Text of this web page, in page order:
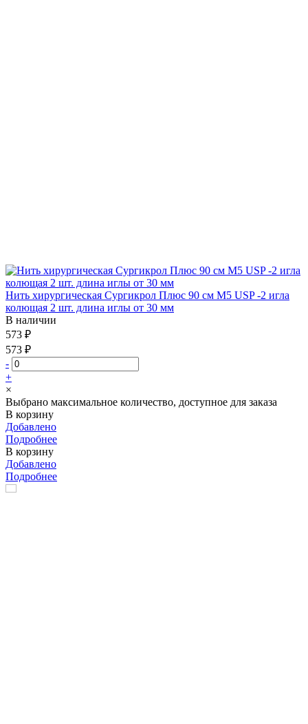
Нить хирургическая Сургикрол Плюс 90 см М5 USP -2 игла
колющая 2 шт. длина иглы от 30 мм
В наличии
573 ₽
573 ₽
-
+
×
Выбрано максимальное количество, доступное для заказа
В корзину
Добавлено
Подробнее
В корзину
Добавлено
Подробнее